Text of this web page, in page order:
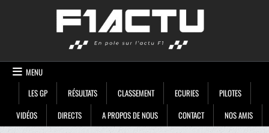
MENU
LES GP
RÉSULTATS CLASSEMENT ECURIES
PILOTES
VIDÉOS
DIRECTS A PROPOS DE NOUS CONTACT NOS AMIS